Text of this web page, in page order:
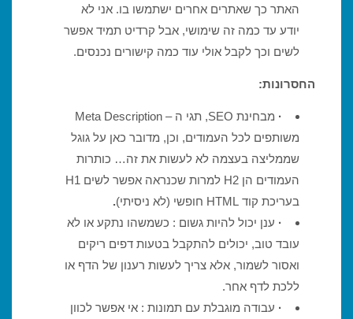
האתר כך שאתרים אחרים ישתמשו בו. אני לא
יודע עד כמה זה שימושי, אבל קרדיט תמיד אפשר
לשים וכך לקבל אולי עוד כמה קישורים נכנסים.
החסרונות:
·
מבחינת SEO, תגי ה – Meta Description
משותפים לכל העמודים, וכן, מדובר כאן על גוגל
שממליצה בעצמה לא לעשות את זה… כותרות
העמודים הן H2 למרות שכנראה אפשר לשים H1
בעריכת קוד HTML חופשי (לא ניסיתי)
.
· ענן יכול להיות גשום : כשמשהו נתקע או לא
עובד טוב, יכולים להתקבל בטעות דפים ריקים
ואסור לשמור, אלא צריך לעשות רענון של הדף או
ללכת לדף אחר.
· עבודה מוגבלת עם תמונות : אי אפשר לכוון